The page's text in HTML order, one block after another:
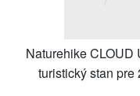
Naturehike CLOUD
turistický stan pre